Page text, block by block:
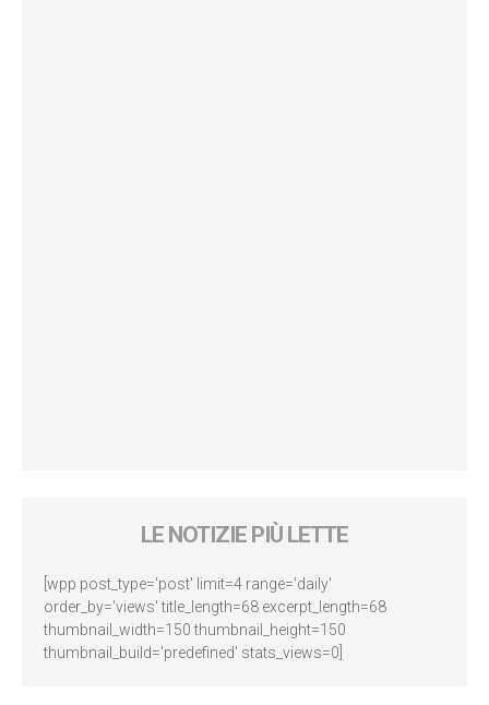
LE NOTIZIE PIÙ LETTE
[wpp post_type='post' limit=4 range='daily'
order_by='views' title_length=68 excerpt_length=68
thumbnail_width=150 thumbnail_height=150
thumbnail_build='predefined' stats_views=0]